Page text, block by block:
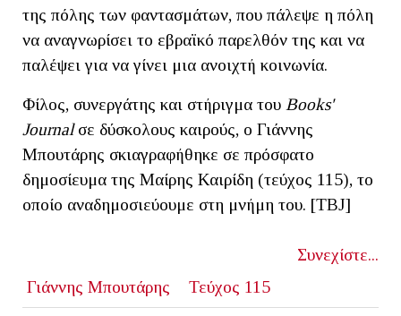
της πόλης των φαντασμάτων, που πάλεψε η πόλη
να αναγνωρίσει το εβραϊκό παρελθόν της και να
παλέψει για να γίνει μια ανοιχτή κοινωνία.
Φίλος, συνεργάτης και στήριγμα του Books'
Journalσε δύσκολους καιρούς, ο Γιάννης
Μπουτάρης σκιαγραφήθηκε σε πρόσφατο
δημοσίευμα της Μαίρης Καιρίδη (τεύχος 115), το
οποίο αναδημοσιεύουμε στη μνήμη του. [ΤΒJ]
Συνεχίστε...
Γιάννης Μπουτάρης
Τεύχος 115